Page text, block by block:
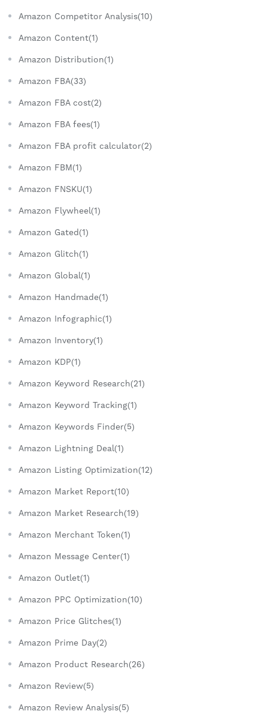
Amazon Competitor Analysis(10)
Amazon Content(1)
Amazon Distribution(1)
Amazon FBA(33)
Amazon FBA cost(2)
Amazon FBA fees(1)
Amazon FBA profit calculator(2)
Amazon FBM(1)
Amazon FNSKU(1)
Amazon Flywheel(1)
Amazon Gated(1)
Amazon Glitch(1)
Amazon Global(1)
Amazon Handmade(1)
Amazon Infographic(1)
Amazon Inventory(1)
Amazon KDP(1)
Amazon Keyword Research(21)
Amazon Keyword Tracking(1)
Amazon Keywords Finder(5)
Amazon Lightning Deal(1)
Amazon Listing Optimization(12)
Amazon Market Report(10)
Amazon Market Research(19)
Amazon Merchant Token(1)
Amazon Message Center(1)
Amazon Outlet(1)
Amazon PPC Optimization(10)
Amazon Price Glitches(1)
Amazon Prime Day(2)
Amazon Product Research(26)
Amazon Review(5)
Amazon Review Analysis(5)